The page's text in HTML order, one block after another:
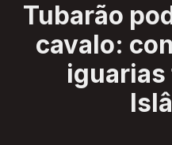
Tubarão
cavalo:
iguarias